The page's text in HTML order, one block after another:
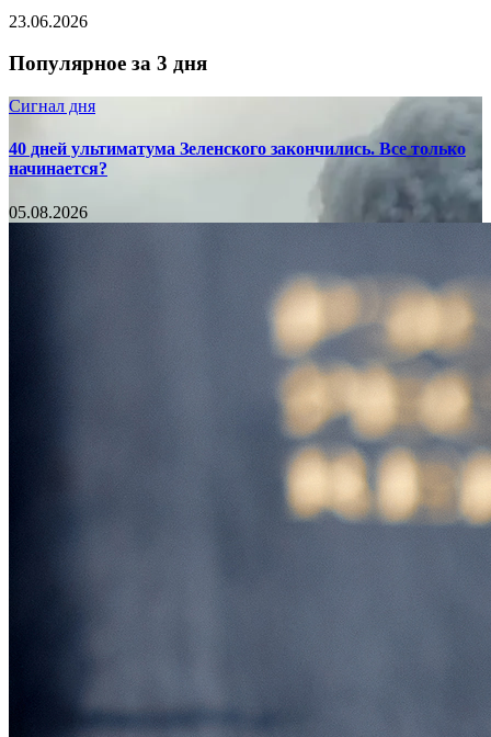
23.06.2026
Популярное за 3 дня
Сигнал дня
40 дней ультиматума Зеленского закончились. Все только
начинается?
05.08.2026